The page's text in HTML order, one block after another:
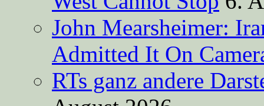
John Mearsheimer:
Admitted It On
RTs ganz andere